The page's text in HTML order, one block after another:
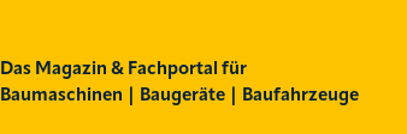
Das Magazin & Fachportal für
Baumaschinen | Baugeräte | Baufahrzeuge